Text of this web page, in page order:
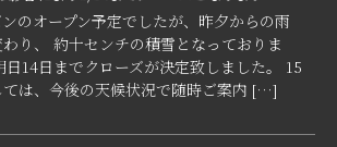
のオープン予定でしたが、昨夕からの雨
り、 約十センチの積雪となっておりま
日14日までクローズが決定致しました。 15
ては、今後の天候状況で随時ご案内 […]